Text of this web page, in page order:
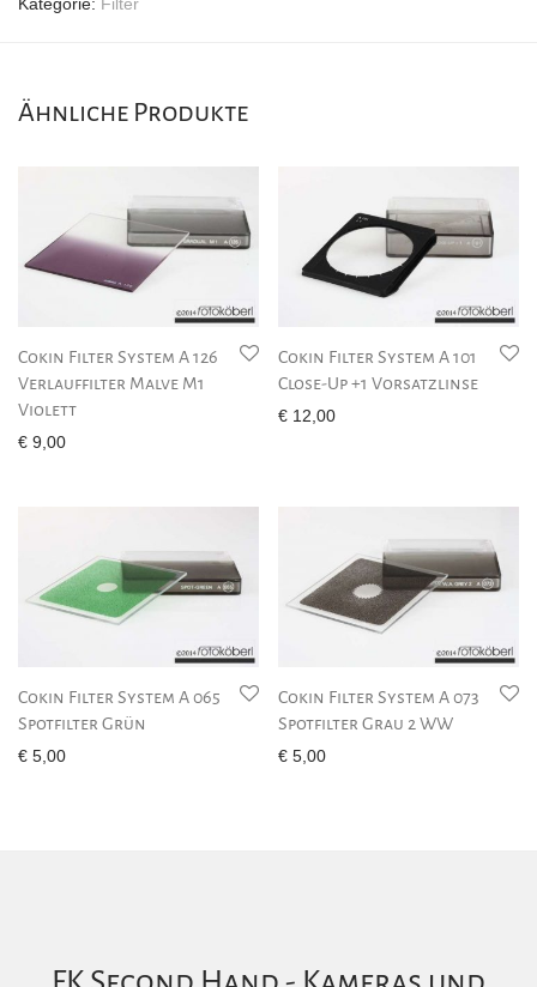
Kategorie: Filter
Ähnliche Produkte
Cokin Filter System A 126
Verlauffilter Malve M1
Violett
€ 9,00
Cokin Filter System A 101
Close-Up +1 Vorsatzlinse
€ 12,00
Cokin Filter System A 065
Spotfilter Grün
€ 5,00
Cokin Filter System A 073
Spotfilter Grau 2 WW
€ 5,00